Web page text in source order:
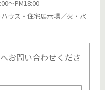
～PM18:00
ウス・住宅展示場／火・水
お問い合わせくださ